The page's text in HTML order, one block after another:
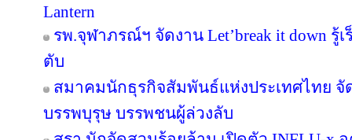
Lantern
รพ.จุฬาภรณ์ฯ จัดงาน Let’break it down รู้
ตับ
สมาคมนักธุรกิจสัมพันธ์แห่งประเทศไทย
บรรพบุรุษ บรรพชนผู้ล่วงลับ